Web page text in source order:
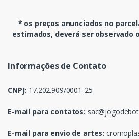
* os preços anunciados no
estimados, deverá ser observado
Informações de Contato
CNPJ: 17.202.909/0001-25
E-mail para contatos:
E-mail para envio de artes: